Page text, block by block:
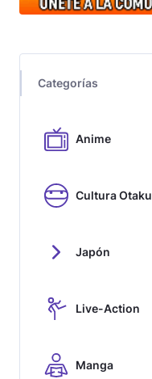
Categorías
Anime
Cultura Otaku
Japón
Live-Action
Manga